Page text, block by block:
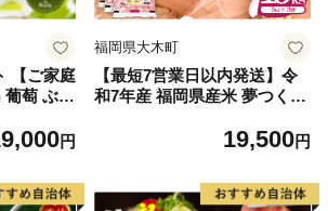
【ご家庭
葡萄 ぶど
旬のフル円
福岡県大木町
【最短7営業日以内発送】令
和7年産 福岡県産米 夢つくし
19,500円